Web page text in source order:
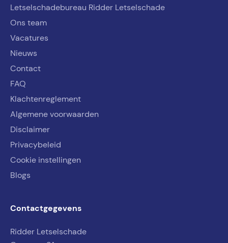
Letselschadebureau Ridder Letselschade
Ons team
Vacatures
Nieuws
Contact
FAQ
Klachtenreglement
Algemene voorwaarden
Disclaimer
Privacybeleid
Cookie instellingen
Blogs
Contactgegevens
Ridder Letselschade